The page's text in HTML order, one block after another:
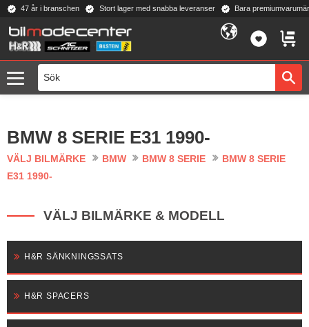
Meny
47 år i branschen Stort lager med snabba leveranser Bara
BMW 8 SERIE E31 1990-
VÄLJ BILMÄRKE BMW BMW 8 SERIE
BMW 8 SERIE
E31 1990-
VÄLJ BILMÄRKE & MODELL
H&R SÄNKNINGSSATS
H&R SPACERS